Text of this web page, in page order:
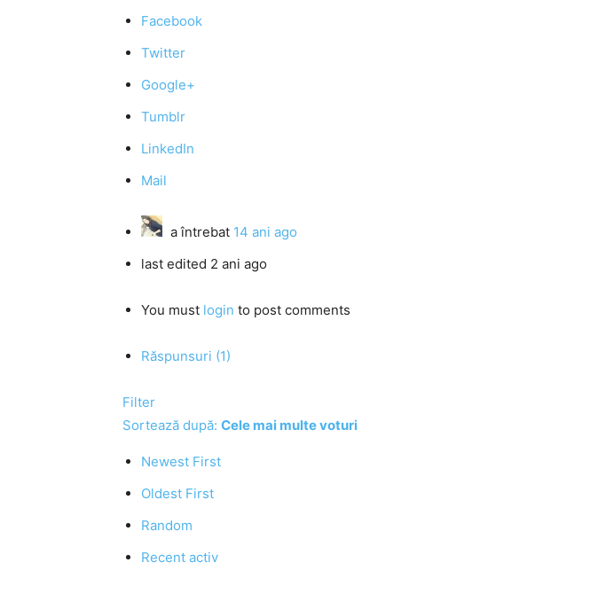
Facebook
Twitter
Google+
Tumblr
LinkedIn
Mail
a întrebat 14 ani ago
last edited 2 ani ago
You must login to post comments
Răspunsuri (1)
Filter
Sortează după: Cele mai multe voturi
Newest First
Oldest First
Random
Recent activ